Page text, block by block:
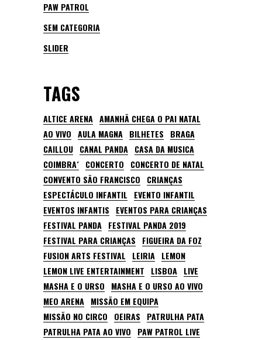
PAW PATROL
SEM CATEGORIA
SLIDER
TAGS
ALTICE ARENA AMANHÃ CHEGA O PAI NATAL
AO VIVO AULA MAGNA BILHETES
BRAGA
CAILLOU CANAL PANDA CASA DA MUSICA
COIMBRA´ CONCERTO
CONCERTO DE NATAL
CONVENTO SÃO FRANCISCO
CRIANÇAS
ESPECTÁCULO INFANTIL
EVENTO INFANTIL
EVENTOS INFANTIS
EVENTOS PARA CRIANÇAS
FESTIVAL PANDA FESTIVAL PANDA 2019
FESTIVAL PARA CRIANÇAS
FIGUEIRA DA FOZ
FUSION ARTS FESTIVAL
LEIRIA LEMON
LEMON LIVE ENTERTAINMENT
LISBOA LIVE
MASHA E O URSO
MASHA E O URSO AO VIVO
MEO ARENA MISSÃO EM EQUIPA
MISSÃO NO CIRCO
OEIRAS
PATRULHA PATA
PATRULHA PATA AO VIVO
PAW PATROL LIVE